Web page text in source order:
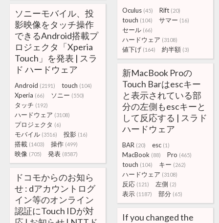
Oculus (45) Rift (20)
touch (104) サマー (16)
セール (66)
ハードウェア (3108)
値下げ (164) 約半額 (3)
ソニーモバイル、投
影映像をタッチ操作
できるAndroid搭載プ
ロジェクタ「Xperia
Touch」を発表 | スラ
ド ハードウェア
Android (2191) touch (104)
Xperia (66) ソニー (550)
タッチ (192)
ハードウェア (3108)
プロジェクタ (6)
モバイル (3516) 投影 (16)
搭載 (1403) 操作 (499)
映像 (705) 発表 (8587)
新MacBook Proの
Touch Barはescキー
と表示されている部
分の左側もescキーと
して反応する | スラド
ハードウェア
BAR (20) esc (1)
MacBook (88) Pro (465)
touch (104) キー (262)
ハードウェア (3108)
反応 (121) 左側 (2)
表示 (1187) 部分 (65)
ドコモからのお知ら
せ : dアカウントログ
イン等のオンライン
認証にTouch IDが対
If you changed the